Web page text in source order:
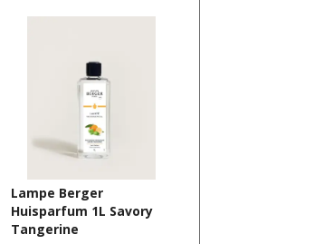
Lampe Berger
Huisparfum 1L Savory
Tangerine